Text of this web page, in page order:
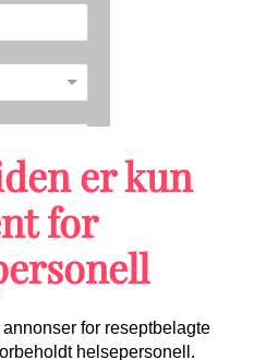
er kun
for
for reseptbelagte
helsepersonell.